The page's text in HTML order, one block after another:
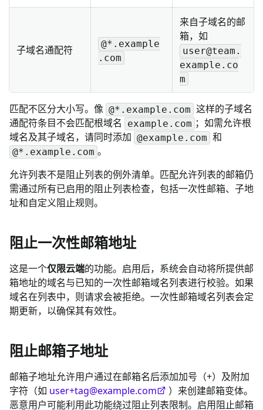
子域名通配符
@*.example
.com
来自子域名的邮
箱，如
user@team.
example.co
m
匹配不区分大小写。像 @*.example.com 这样的子域名
通配符条目不会匹配根域名
example.com ；如需允许根
域名及其子域名，请同时添加 @example.com 和
@*.example.com 。
允许列表不是阻止列表的例外清单。匹配允许列表的邮箱仍
需通过所有已启用的阻止列表检查，包括一次性邮箱、子地
址和自定义阻止规则。
阻止一次性邮箱地址
这是一个仅限云端的功能。启用后，系统会自动将所提供邮
箱地址的域名与已知的一次性邮箱域名列表进行校验。如果
域名在列表中，则请求会被拒绝。一次性邮箱域名列表会定
期更新，以确保其有效性。
阻止邮箱子地址
邮箱子地址允许用户通过在邮箱名后添加加号（+）及附加
字符（如 user+tag@example.com
）来创建邮箱变体。
恶意用户可能利用此功能绕过阻止列表限制。启用阻止邮箱